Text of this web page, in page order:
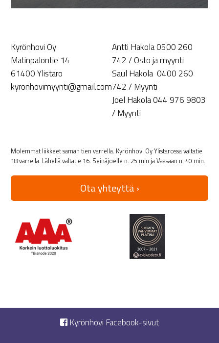
Kyrönhovi Oy
Matinpalontie 14
61400 Ylistaro
kyronhovimyynti@gmail.com
Antti Hakola 0500 260
742 / Osto ja myynti
Saul Hakola 0400 260
742 / Myynti
Joel Hakola 044 976 9803
/ Myynti
Molemmat liikkeet saman tien varrella. Kyrönhovi Oy Ylistarossa valtatie
18 varrella. Lähellä valtatie 16. Seinäjoelle n. 25 min ja Vaasaan n. 40 min.
Ota yhteyttä ›
Kyrönhovi Facebook-sivut